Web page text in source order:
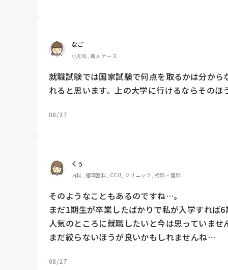
なご
小児科, 新人ナース
就職試験では国家試験で何点を取るかは分か
れると思います。上の大学に行けるならその
08/27
くぅ
内科, 循環器科, CCU, クリニック, 検診・健診
そのようなこともあるのですね…。
まだ1期生が卒業したばかりで私が入学すれば
人気のところに就職したいと今は思っていま
まだ絞らないほうが良いかもしれませんね…
08/27